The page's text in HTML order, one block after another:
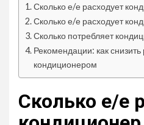
Сколько е/е расходует
Сколько е/е расходует
Сколько потребляет
Рекомендации: как
кондиционером
Сколько е/е